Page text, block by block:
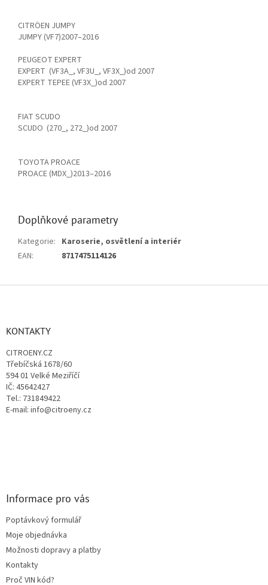
CITRÖEN JUMPY
JUMPY (VF7)2007–2016
PEUGEOT EXPERT
EXPERT (VF3A_, VF3U_, VF3X_)od 2007
EXPERT TEPEE (VF3X_)od 2007
FIAT SCUDO
SCUDO (270_, 272_)od 2007
TOYOTA PROACE
PROACE (MDX_)2013–2016
Doplňkové parametry
Kategorie: Karoserie, osvětlení a interiér
EAN: 8717475114126
KONTAKTY
CITROENY.CZ
Třebíčská 1678/60
594 01 Velké Meziříčí
IČ: 45642427
Tel.: 731849422
E-mail: info@citroeny.cz
Informace pro vás
Poptávkový formulář
Moje objednávka
Možnosti dopravy a platby
Kontakty
Proč VIN kód?